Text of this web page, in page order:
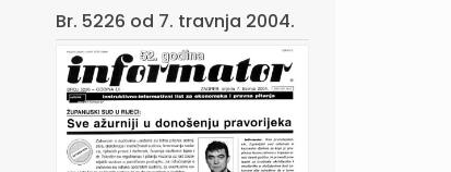
Br. 5226 od 7. travnja 2004.